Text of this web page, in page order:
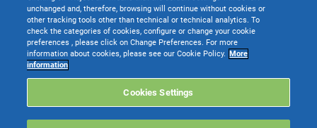
unchanged and, therefore, browsing will continue without cookies or
other tracking tools other than technical or technical analytics. To
check the categories of cookies, configure or change your cookie
preferences , please click on Change Preferences. For more
information about cookies, please see our Cookie Policy. More
information
Cookies Settings